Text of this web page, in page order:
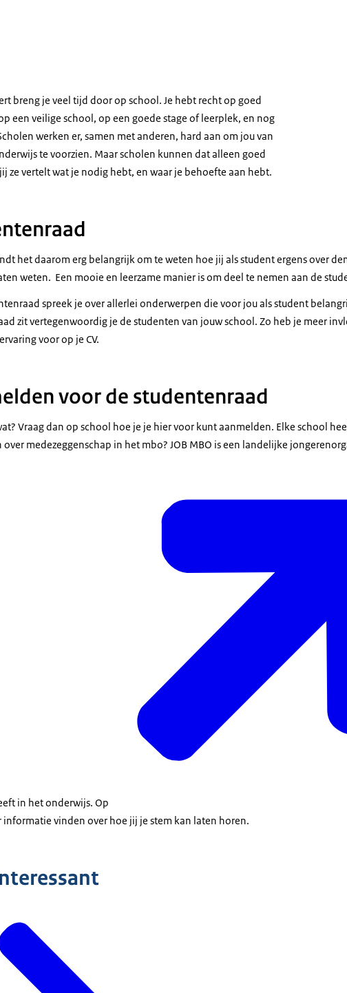
breng je veel tijd door op school. Je hebt recht op goed
een veilige school, op een goede stage of leerplek, en nog
werken er, samen met anderen, hard aan om jou van
te voorzien. Maar scholen kunnen dat alleen goed
ze vertelt wat je nodig hebt, en waar je behoefte aan hebt.
het daarom erg belangrijk om te weten hoe jij als student ergens over
weten. Een mooie en leerzame manier is om deel te nemen aan de
spreek je over allerlei onderwerpen die voor jou als student
zit vertegenwoordig je de studenten van jouw school. Zo heb je meer
voor op je CV.
voor de studentenraad
Vraag dan op school hoe je je hier voor kunt aanmelden. Elke school
over medezeggenschap in het mbo? JOB MBO is een landelijke
in het onderwijs. Op
informatie vinden over hoe jij je stem kan laten horen.